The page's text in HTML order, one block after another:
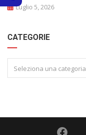
Luglio 5, 2026
CATEGORIE
Seleziona una categoria